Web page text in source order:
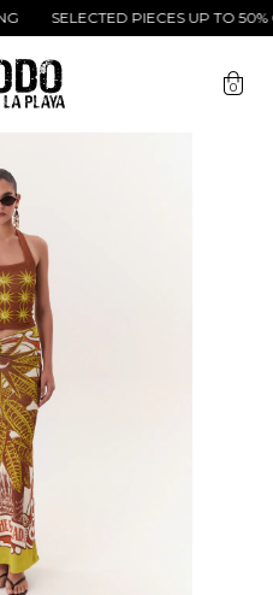
SELECTED PIECES UP TO 50%
0